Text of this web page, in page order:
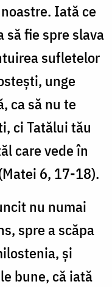
Iată ce
fie spre slava
sufletelor
unge
ca să nu te
ci Tatălui tău
care vede în
6, 17-18).
nu numai
spre a scăpa
și
bune, că iată